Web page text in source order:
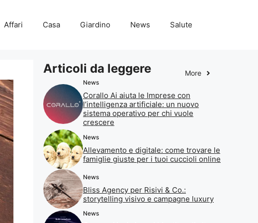
Affari Casa Giardino News Salute
Articoli da leggere More
News
Corallo Ai aiuta le Imprese con
l’intelligenza artificiale: un nuovo
sistema operativo per chi vuole
crescere
News
Allevamento e digitale: come trovare le
famiglie giuste per i tuoi cuccioli online
News
Bliss Agency per Risivi & Co.:
storytelling visivo e campagne luxury
News